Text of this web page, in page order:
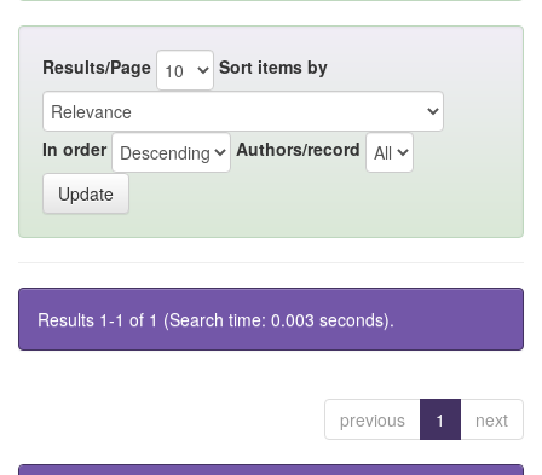
Results/Page Sort items by
In order Authors/record
Results 1-1 of 1 (Search time: 0.003 seconds).
previous 1 next